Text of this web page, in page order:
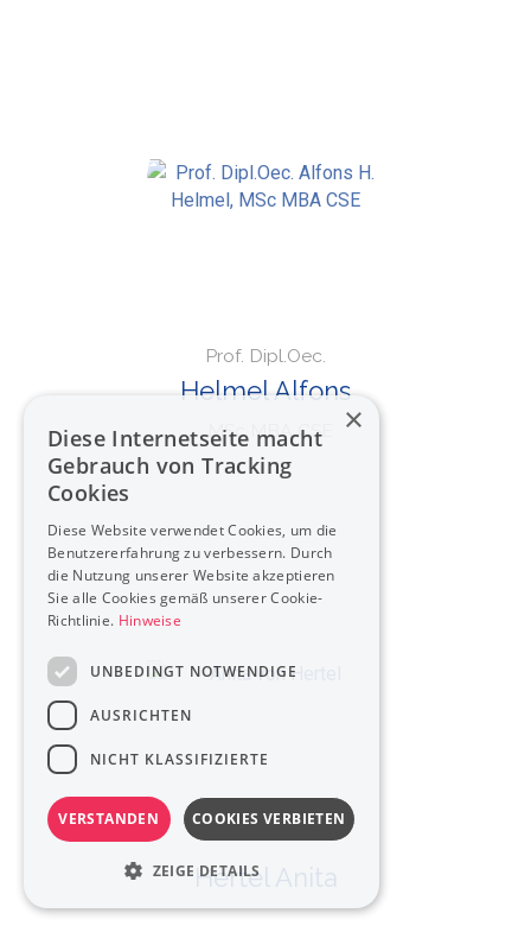
Prof. Dipl.Oec.
Helmel Alfons
, MSc MBA CSE
Hertel Anita
×
Diese Internetseite macht
Gebrauch von Tracking
Cookies
Diese Website verwendet Cookies, um die
Benutzererfahrung zu verbessern. Durch
die Nutzung unserer Website akzeptieren
Sie alle Cookies gemäß unserer Cookie-
Richtlinie. Hinweise
UNBEDINGT NOTWENDIGE
AUSRICHTEN
NICHT KLASSIFIZIERTE
VERSTANDEN COOKIES VERBIETEN
ZEIGE DETAILS